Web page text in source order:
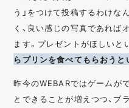
う」をつけて投稿するわけな
く、良い感じの写真であれば
ます。プレゼントがほしいと
らプリンを食べてもらおうと
昨今のWEBARではゲームが
とできることが増えつつ、ブ